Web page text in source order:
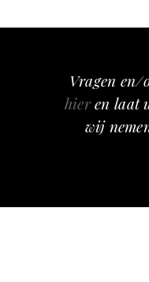
Vragen en/
hieren laat
wij